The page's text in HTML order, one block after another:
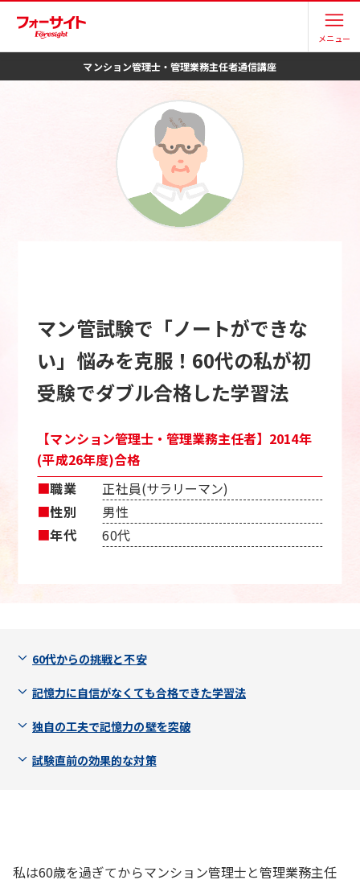
メニュー
マンション管理士・管理業務主任者通信講座
マン管試験で「ノートができな
い」悩みを克服！60代の私が初
受験でダブル合格した学習法
【マンション管理士・管理業務主任者】2014年
(平成26年度)合格
■職業
正社員(サラリーマン)
■性別
男性
■年代 60代
60代からの挑戦と不安
記憶力に自信がなくても合格できた学習法
独自の工夫で記憶力の壁を突破
試験直前の効果的な対策
私は60歳を過ぎてからマンション管理士と管理業務主任